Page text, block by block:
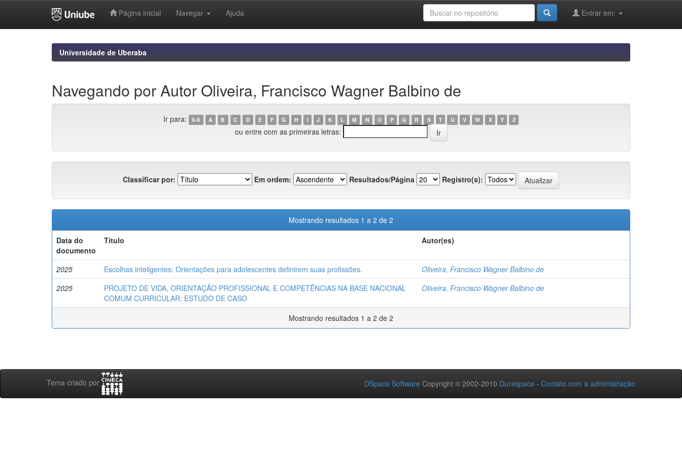
Página inicial Navegar Ajuda Entrar em:
Universidade de Uberaba
Navegando por Autor Oliveira, Francisco Wagner Balbino de
Ir para: 0-9 A B C D E F G H I J K L M N O P Q R S T U V W X Y Z
ou entre com as primeiras letras:
Classificar por: Em ordem: Resultados/Página Registro(s):
Mostrando resultados 1 a 2 de 2
Data do
documento
Título Autor(es)
2025 Escolhas inteligentes: Orientações para adolescentes definirem suas profissões.
Oliveira, Francisco Wagner Balbino de
2025
PROJETO DE VIDA, ORIENTAÇÃO PROFISSIONAL E COMPETÊNCIAS NA BASE NACIONAL
COMUM CURRICULAR: ESTUDO DE CASO
Oliveira, Francisco Wagner Balbino de
Mostrando resultados 1 a 2 de 2
Tema criado por DSpace Software Copyright © 2002-2010 Duraspace - Contato com a administração